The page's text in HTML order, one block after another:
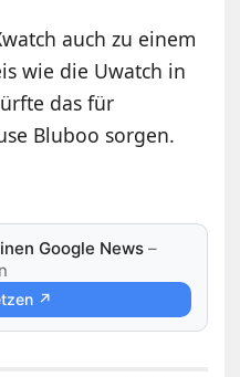
auch zu einem
wie die Uwatch in
das für
Bluboo sorgen.
Google News –
↗